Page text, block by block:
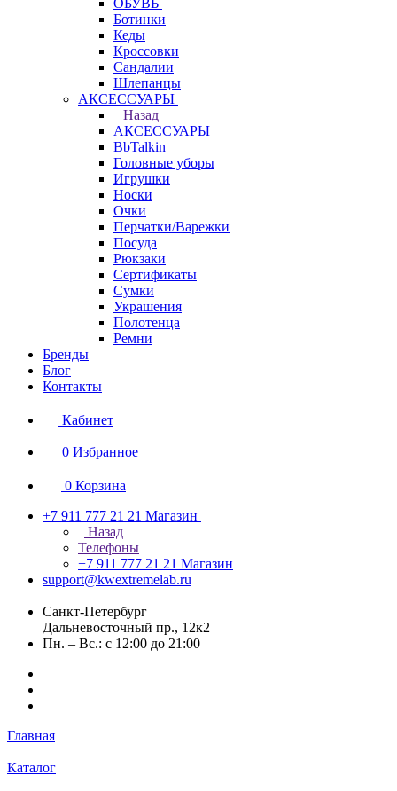
ОБУВЬ
Ботинки
Кеды
Кроссовки
Сандалии
Шлепанцы
АКСЕССУАРЫ
Назад
АКСЕССУАРЫ
BbTalkin
Головные уборы
Игрушки
Носки
Очки
Перчатки/Варежки
Посуда
Рюкзаки
Сертификаты
Сумки
Украшения
Полотенца
Ремни
Бренды
Блог
Контакты
Кабинет
0 Избранное
0 Корзина
+7 911 777 21 21 Магазин
Назад
Телефоны
+7 911 777 21 21 Магазин
support@kwextremelab.ru
Санкт-Петербург
Дальневосточный пр., 12к2
Пн. – Вс.: с 12:00 до 21:00
Главная
Каталог